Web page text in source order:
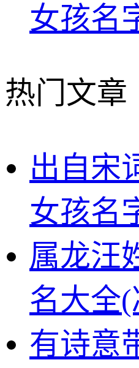
女孩名
热门文章
出自宋
女孩名
属龙汪
名大全
有诗意